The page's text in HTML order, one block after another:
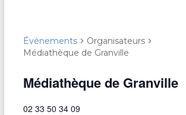
Évènements
Organisateurs
Médiathèque de Granville
Médiathèque de Granville
02 33 50 34 09